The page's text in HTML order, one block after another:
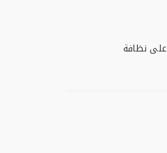
على نظافة